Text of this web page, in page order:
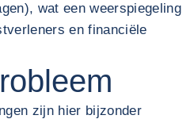
wat een weerspiegeling
en financiële
zijn hier bijzonder